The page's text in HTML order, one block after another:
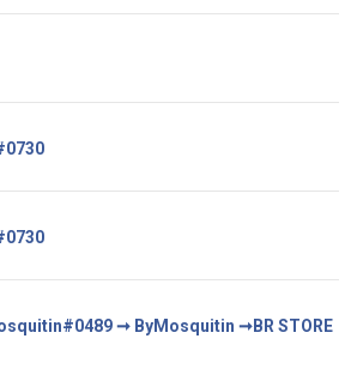
➞ ByMosquitin ➞BR STORE